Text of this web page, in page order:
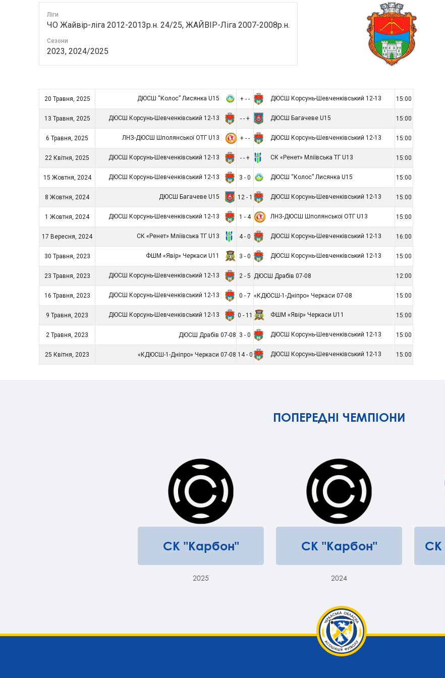
Ліги
ЧО Жайвір-ліга 2012-2013р.н. 24/25, ЖАЙВІР-Ліга 2007-2008р.н.
Сезони
2023, 2024/2025
20 Травня, 2025 ДЮСШ “Колос” Лисянка U15 + - - ДЮСШ Корсунь-Шевченківський 12-13 15:00
13 Травня, 2025 ДЮСШ Корсунь-Шевченківський 12-13 - - + ДЮСШ Багачеве U15 15:00
6 Травня, 2025 ЛНЗ-ДЮСШ Шполянської ОТГ U13 + - - ДЮСШ Корсунь-Шевченківський 12-13 15:00
22 Квітня, 2025 ДЮСШ Корсунь-Шевченківський 12-13 - - + СК «Ренет» Мліївська ТГ U13 15:00
15 Жовтня, 2024 ДЮСШ Корсунь-Шевченківський 12-13 3 - 0 ДЮСШ “Колос” Лисянка U15 15:00
8 Жовтня, 2024 ДЮСШ Багачеве U15 12 - 1 ДЮСШ Корсунь-Шевченківський 12-13 15:00
1 Жовтня, 2024 ДЮСШ Корсунь-Шевченківський 12-13 1 - 4 ЛНЗ-ДЮСШ Шполянської ОТГ U13 15:00
17 Вересня, 2024 СК «Ренет» Мліївська ТГ U13 4 - 0 ДЮСШ Корсунь-Шевченківський 12-13 16:00
30 Травня, 2023 ФШМ «Явір» Черкаси U11 3 - 0 ДЮСШ Корсунь-Шевченківський 12-13 15:00
23 Травня, 2023 ДЮСШ Корсунь-Шевченківський 12-13 2 - 5 ДЮСШ Драбів 07-08 12:00
16 Травня, 2023 ДЮСШ Корсунь-Шевченківський 12-13 0 - 7 «КДЮСШ-1-Дніпро» Черкаси 07-08 15:00
9 Травня, 2023 ДЮСШ Корсунь-Шевченківський 12-13 0 - 11 ФШМ «Явір» Черкаси U11 15:00
2 Травня, 2023 ДЮСШ Драбів 07-08 3 - 0 ДЮСШ Корсунь-Шевченківський 12-13 15:00
25 Квітня, 2023 «КДЮСШ-1-Дніпро» Черкаси 07-08 14 - 0 ДЮСШ Корсунь-Шевченківський 12-13 15:00
ПОПЕРЕДНІ ЧЕМПІОНИ
СК "Карбон"
2025
СК "Карбон"
2024
СК